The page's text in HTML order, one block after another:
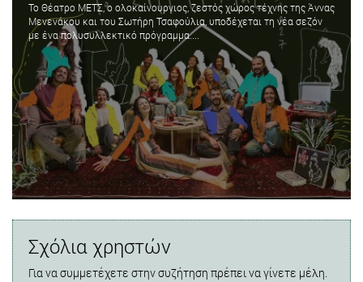
Το Θέατρο ΜΕΤΣ, ο ολοκαίνουργιος, ζεστός χώρος τέχνης της Άννας
Μενενάκου και του Σωτήρη Τσαφούλια, υποδέχεται τη νέα σεζόν
με ένα πολυσυλλεκτικό πρόγραμμα....
Σχόλια χρηστών
Για να συμμετέχετε στην συζήτηση πρέπει να γίνετε μέλη.